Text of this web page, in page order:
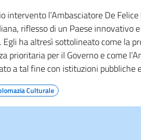
intervento l’Ambasciatore De
riflesso di un Paese innovativo
Egli ha altresì sottolineato come la
prioritaria per il Governo e come
a tal fine con istituzioni pubbliche
Culturale